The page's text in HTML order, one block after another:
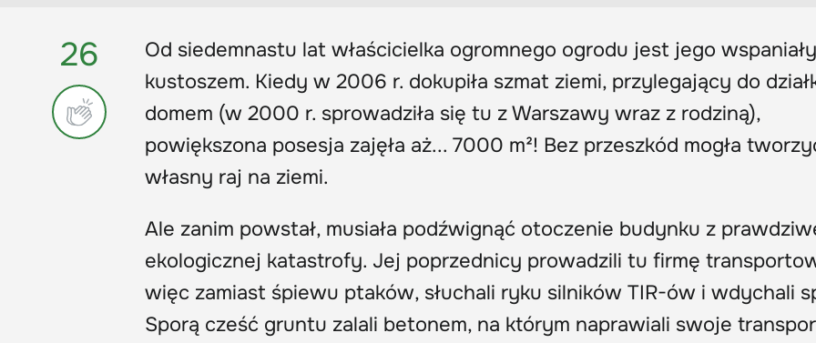
26
Od siedemnastu lat właścicielka ogromnego ogrodu jest jego
kustoszem. Kiedy w 2006 r. dokupiła szmat ziemi, przylegający do
domem (w 2000 r. sprowadziła się tu z Warszawy wraz z rodziną),
powiększona posesja zajęła aż... 7000 m²! Bez przeszkód mogła
własny raj na ziemi.
Ale zanim powstał, musiała podźwignąć otoczenie budynku z
ekologicznej katastrofy. Jej poprzednicy prowadzili tu firmę
więc zamiast śpiewu ptaków, słuchali ryku silników TIR-ów i wdychali
Sporą cześć gruntu zalali betonem, na którym naprawiali swoje